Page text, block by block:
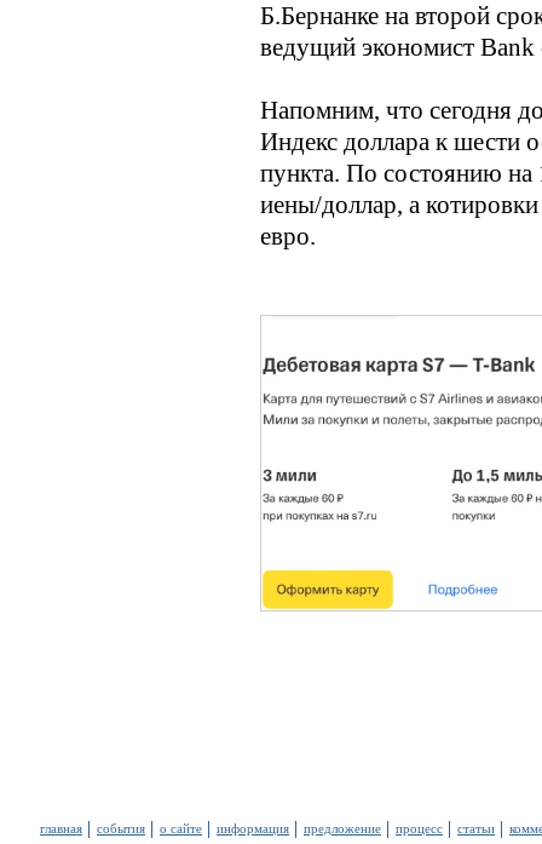
Б.Бернанке на второй
ведущий экономист
Напомним, что сегодня
Индекс доллара к шести
пункта. По состоянию на
иены/доллар, а
евро.
главная события о сайте информация предложение процесс статьи